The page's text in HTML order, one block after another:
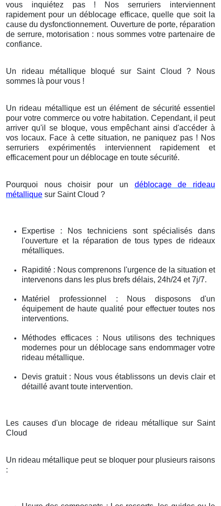
vous inquiétez pas ! Nos serruriers interviennent
rapidement pour un déblocage efficace, quelle que soit la
cause du dysfonctionnement. Ouverture de porte, réparation
de serrure, motorisation : nous sommes votre partenaire de
confiance.
Un rideau métallique bloqué sur Saint Cloud ? Nous
sommes là pour vous !
Un rideau métallique est un élément de sécurité essentiel
pour votre commerce ou votre habitation. Cependant, il peut
arriver qu'il se bloque, vous empêchant ainsi d'accéder à
vos locaux. Face à cette situation, ne paniquez pas ! Nos
serruriers expérimentés interviennent rapidement et
efficacement pour un déblocage en toute sécurité.
Pourquoi nous choisir pour un déblocage de rideau
métallique sur Saint Cloud ?
Expertise : Nos techniciens sont spécialisés dans
l'ouverture et la réparation de tous types de rideaux
métalliques.
Rapidité : Nous comprenons l'urgence de la situation et
intervenons dans les plus brefs délais, 24h/24 et 7j/7.
Matériel professionnel : Nous disposons d'un
équipement de haute qualité pour effectuer toutes nos
interventions.
Méthodes efficaces : Nous utilisons des techniques
modernes pour un déblocage sans endommager votre
rideau métallique.
Devis gratuit : Nous vous établissons un devis clair et
détaillé avant toute intervention.
Les causes d'un blocage de rideau métallique sur Saint
Cloud
Un rideau métallique peut se bloquer pour plusieurs raisons
: